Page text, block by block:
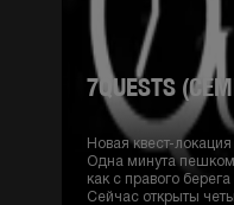
7QUESTS
Новая квест-
Одна минута пешком
как с правого берега
Сейчас открыты